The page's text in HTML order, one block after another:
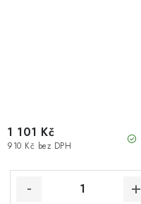
910 Kč bez DPH
1 101 Kč